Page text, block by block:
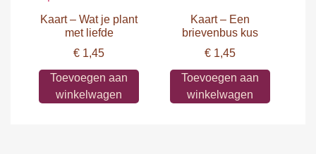
Kaart – Wat je plant
met liefde
€ 1,45
Toevoegen aan
winkelwagen
Kaart – Een
brievenbus kus
€ 1,45
Toevoegen aan
winkelwagen